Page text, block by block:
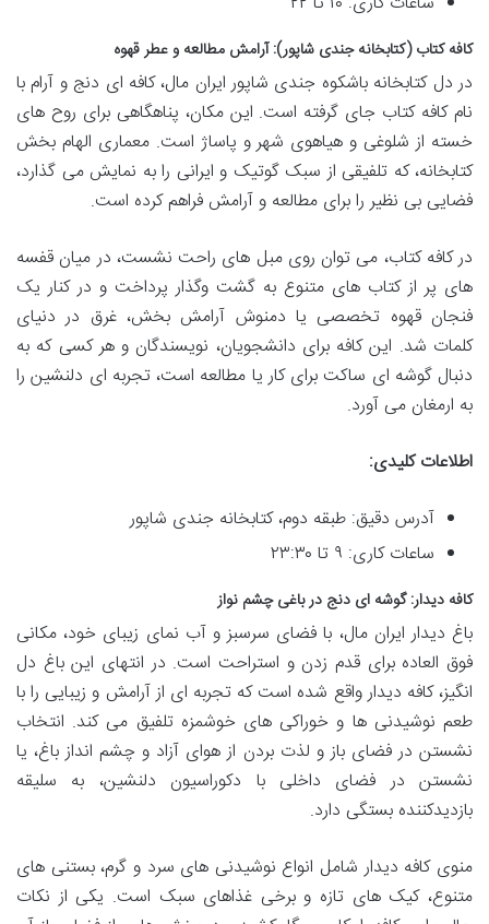
کافه کتاب (کتابخانه جندی شاپور): آرامش مطالعه و عطر قهوه
در دل کتابخانه باشکوه جندی شاپور ایران مال، کافه ای دنج و آرام با
نام کافه کتاب جای گرفته است. این مکان، پناهگاهی برای روح های
خسته از شلوغی و هیاهوی شهر و پاساژ است. معماری الهام بخش
کتابخانه، که تلفیقی از سبک گوتیک و ایرانی را به نمایش می گذارد،
فضایی بی نظیر را برای مطالعه و آرامش فراهم کرده است.
در کافه کتاب، می توان روی مبل های راحت نشست، در میان قفسه
های پر از کتاب های متنوع به گشت وگذار پرداخت و در کنار یک
فنجان قهوه تخصصی یا دمنوش آرامش بخش، غرق در دنیای
کلمات شد. این کافه برای دانشجویان، نویسندگان و هر کسی که به
دنبال گوشه ای ساکت برای کار یا مطالعه است، تجربه ای دلنشین را
به ارمغان می آورد.
اطلاعات کلیدی:
آدرس دقیق: طبقه دوم، کتابخانه جندی شاپور
ساعات کاری: ۹ تا ۲۳:۳۰
کافه دیدار: گوشه ای دنج در باغی چشم نواز
باغ دیدار ایران مال، با فضای سرسبز و آب نمای زیبای خود، مکانی
فوق العاده برای قدم زدن و استراحت است. در انتهای این باغ دل
انگیز، کافه دیدار واقع شده است که تجربه ای از آرامش و زیبایی را با
طعم نوشیدنی ها و خوراکی های خوشمزه تلفیق می کند. انتخاب
نشستن در فضای باز و لذت بردن از هوای آزاد و چشم انداز باغ، یا
نشستن در فضای داخلی با دکوراسیون دلنشین، به سلیقه
بازدیدکننده بستگی دارد.
منوی کافه دیدار شامل انواع نوشیدنی های سرد و گرم، بستنی های
متنوع، کیک های تازه و برخی غذاهای سبک است. یکی از نکات